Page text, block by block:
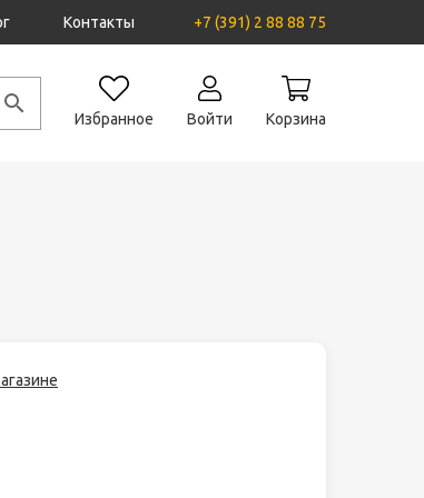
Контакты +7 (391) 2 88 88 75
Избранное Войти Корзина